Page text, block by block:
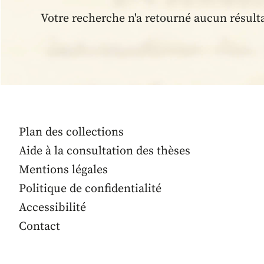
Votre recherche n'a retourné aucun
Plan des collections
Aide à la consultation des thèses
Mentions légales
Politique de confidentialité
Accessibilité
Contact